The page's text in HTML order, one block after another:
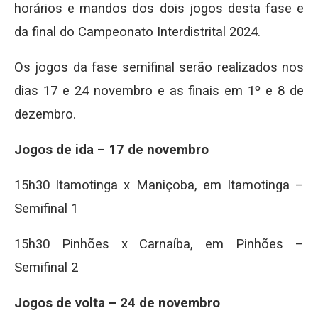
horários e mandos dos dois jogos desta fase e
da final do Campeonato Interdistrital 2024.
Os jogos da fase semifinal serão realizados nos
dias 17 e 24 novembro e as finais em 1º e 8 de
dezembro.
Jogos de ida – 17 de novembro
15h30 Itamotinga x Maniçoba, em Itamotinga –
Semifinal 1
15h30 Pinhões x Carnaíba, em Pinhões –
Semifinal 2
Jogos de volta – 24 de novembro